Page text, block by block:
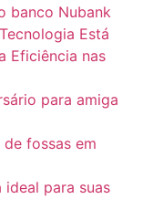
banco Nubank
Está
Eficiência nas
para amiga
fossas em
para suas